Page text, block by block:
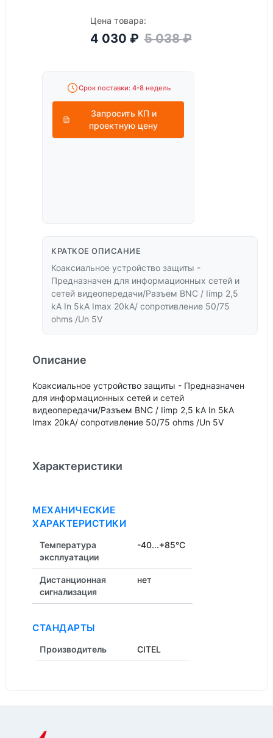
Цена товара:
4 030 ₽ 5 038₽
Срок поставки: 4-8 недель
Запросить КП и
проектную цену
КРАТКОЕ ОПИСАНИЕ
Коаксиальное устройство защиты -
Предназначен для информационных сетей и
сетей видеопередачи/Разъем BNC / Iimp 2,5
kA In 5kA Imax 20kA/ сопротивление 50/75
ohms /Un 5V
Описание
Коаксиальное устройство защиты - Предназначен
для информационных сетей и сетей
видеопередачи/Разъем BNC / Iimp 2,5 kA In 5kA
Imax 20kA/ сопротивление 50/75 ohms /Un 5V
Характеристики
МЕХАНИЧЕСКИЕ
ХАРАКТЕРИСТИКИ
Температура
эксплуатации
-40...+85°C
Дистанционная
cигнализация
нет
СТАНДАРТЫ
Производитель CITEL